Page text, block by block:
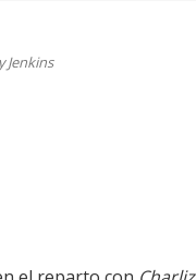
Jenkins